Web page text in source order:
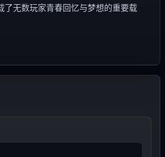
了无数玩家青春回忆与梦想的重要载